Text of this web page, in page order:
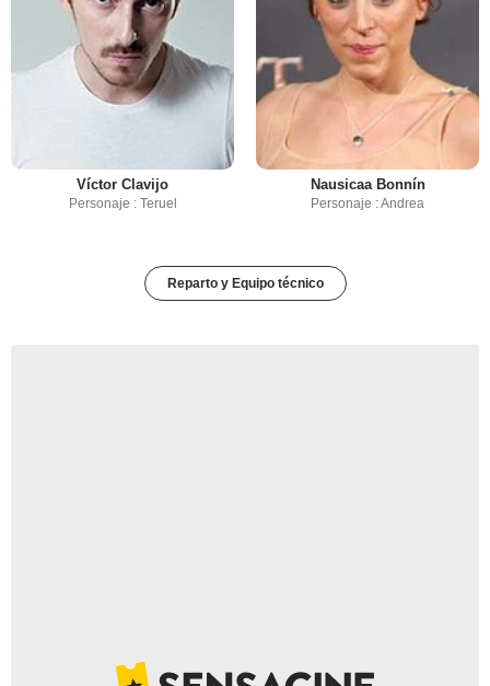
Víctor Clavijo
Personaje : Teruel
Nausicaa Bonnín
Personaje : Andrea
Reparto y Equipo técnico